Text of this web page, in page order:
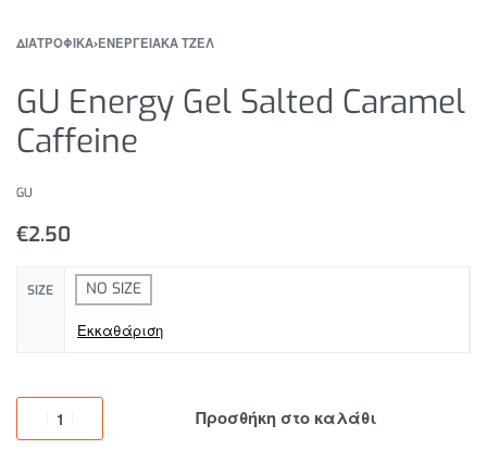
ΔΙΑΤΡΟΦΙΚΑ›ΕΝΕΡΓΕΙΑΚΑ ΤΖΕΛ
GU Energy Gel Salted Caramel
Caffeine
GU
€2.50
SIZE NO SIZE
Εκκαθάριση
Προσθήκη στο καλάθι